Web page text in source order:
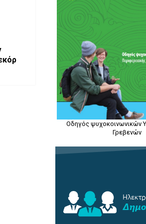
Οδηγός ψυχοκοινωνικών
Γρεβενών